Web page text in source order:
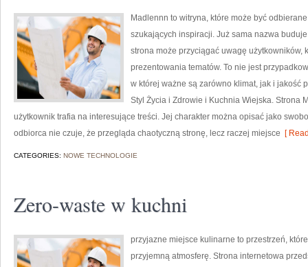
Madlennn to witryna, które może być
szukających inspiracji. Już sama nazwa
strona może przyciągać uwagę użytkowników,
prezentowania tematów. To nie jest
w której ważne są zarówno klimat, jak i jakość
Styl Życia i Zdrowie i Kuchnia Wiejska. Strona
użytkownik trafia na interesujące treści. Jej charakter można opisać jako
odbiorca nie czuje, że przegląda chaotyczną stronę, lecz raczej miejsce [
CATEGORIES: NOWE TECHNOLOGIE
Zero-waste w kuchni
przyjazne miejsce kulinarne to przestrzeń,
przyjemną atmosferę. Strona internetowa